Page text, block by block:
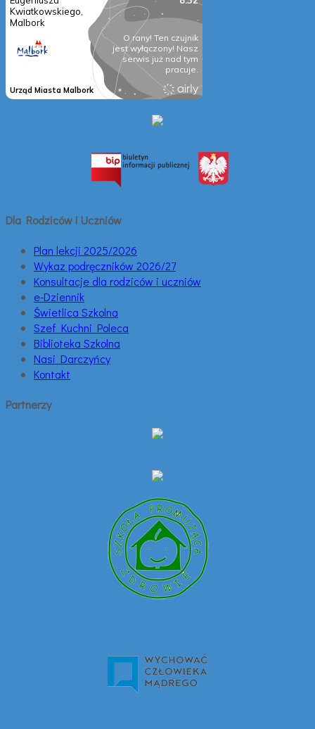
Dla Rodziców i Uczniów
Plan lekcji 2025/2026
Wykaz podręczników 2026/27
Konsultacje dla rodziców i uczniów
e-Dziennik
Świetlica Szkolna
Szef Kuchni Poleca
Biblioteka Szkolna
Nasi Darczyńcy
Kontakt
Partnerzy